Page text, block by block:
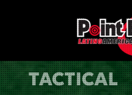
TACTICAL